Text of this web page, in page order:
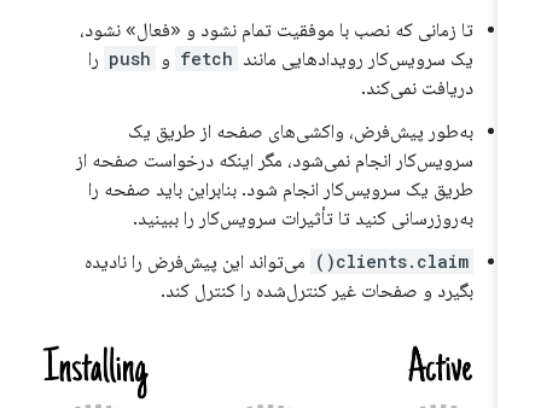
تا زمانی که نصب با موفقیت تمام نشود و «فعال» نشود،
یک سرویس‌کار رویدادهایی مانند fetch و push را
دریافت نمی‌کند.
به‌طور پیش‌فرض، واکشی‌های صفحه از طریق یک
سرویس‌کار انجام نمی‌شود، مگر اینکه درخواست صفحه از
طریق یک سرویس‌کار انجام شود. بنابراین باید صفحه را
به‌روزرسانی کنید تا تأثیرات سرویس‌کار را ببینید.
clients.claim()
می‌تواند این پیش‌فرض را نادیده
بگیرد و صفحات غیر کنترل‌شده را کنترل کند.